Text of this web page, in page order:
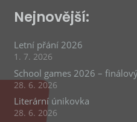
Nejnovější:
Letní přání 2026
1. 7. 2026
School games 2026 –
28. 6. 2026
Literární únikovka
28. 6. 2026